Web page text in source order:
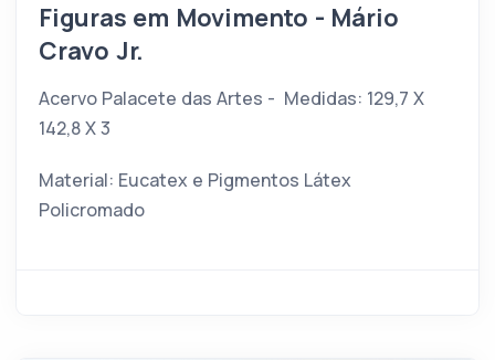
Figuras em Movimento - Mário
Cravo Jr.
Acervo Palacete das Artes - Medidas: 129,7 X
142,8 X 3
Material: Eucatex e Pigmentos Látex
Policromado